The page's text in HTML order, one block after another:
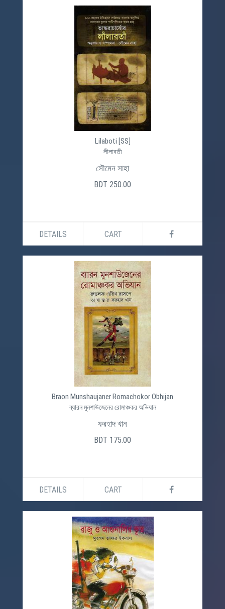
Lilaboti [SS]
লীলাবতী
সৌমেন সাহা
BDT 250.00
DETAILS CART
Braon Munshaujaner Romachokor Obhijan
ব্যারন মুনশাউজেনের রোমাঞ্চকর অভিযান
ফরহাদ খান
BDT 175.00
DETAILS CART